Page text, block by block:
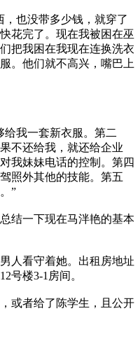
也没带多少钱，就穿了
花完了。现在我被困在巫
把我困在我现在连换洗衣
。他们就不高兴，嘴巴上
给我一套新衣服。第二
不还给我，就还给企业
我妹妹电话的控制。第四
照外其他的技能。第五
”
结一下现在马泮艳的基本
人看守着她。出租房地址
号楼3-1房间。
或者给了陈学生，且公开